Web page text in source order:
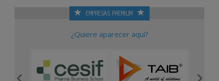
EMPRESAS PREMIUM
¿Quiere aparecer aquí?